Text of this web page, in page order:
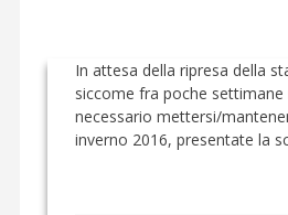
In attesa della ripresa della
siccome fra poche
necessario mettersi/
inverno 2016, presentate la